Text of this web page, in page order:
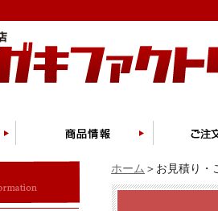
ホーム ＞お見積り・